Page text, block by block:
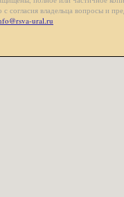
с согласия владельца вопросы и
ural.ru